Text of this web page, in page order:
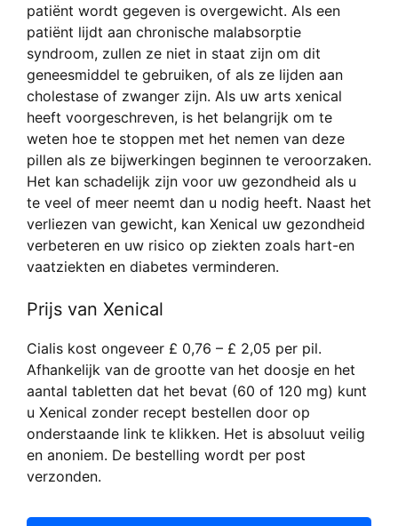
patiënt wordt gegeven is overgewicht. Als een
patiënt lijdt aan chronische malabsorptie
syndroom, zullen ze niet in staat zijn om dit
geneesmiddel te gebruiken, of als ze lijden aan
cholestase of zwanger zijn. Als uw arts xenical
heeft voorgeschreven, is het belangrijk om te
weten hoe te stoppen met het nemen van deze
pillen als ze bijwerkingen beginnen te veroorzaken.
Het kan schadelijk zijn voor uw gezondheid als u
te veel of meer neemt dan u nodig heeft. Naast het
verliezen van gewicht, kan Xenical uw gezondheid
verbeteren en uw risico op ziekten zoals hart-en
vaatziekten en diabetes verminderen.
Prijs van Xenical
Cialis kost ongeveer £ 0,76 – £ 2,05 per pil.
Afhankelijk van de grootte van het doosje en het
aantal tabletten dat het bevat (60 of 120 mg) kunt
u Xenical zonder recept bestellen door op
onderstaande link te klikken. Het is absoluut veilig
en anoniem. De bestelling wordt per post
verzonden.